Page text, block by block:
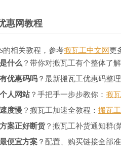
惠网教程
的相关教程，参考搬瓦工中文网 更
什么 ？带你对搬瓦工有个整体了解
优惠码吗 ？最新搬瓦工优惠码整理
人网站？手把手一步步教你： 搬
度慢 ？搬瓦工加速全教程： 搬瓦
案正好断货？搬瓦工补货通知群(
便宜方案 ？配置、购买链接全部准